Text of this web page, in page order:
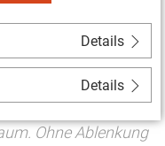
anders werden.
dass der
in Böhlen
ihn vorzeiten
Ohne Ablenkung
Details
Details